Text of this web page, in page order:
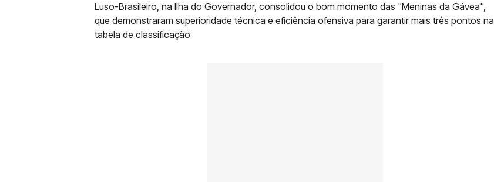
Luso-Brasileiro, na Ilha do Governador, consolidou o bom momento das "Meninas da Gávea",
que demonstraram superioridade técnica e eficiência ofensiva para garantir mais três pontos na
tabela de classificação